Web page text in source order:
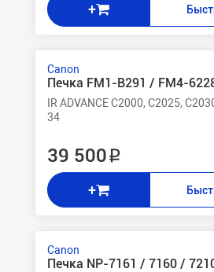
+
Canon
Печка FM1-B291 / FM4-
IR ADVANCE C2000, C2025,
34
39 500 ₽
+
Canon
Печка NP-7161 / 7160 /